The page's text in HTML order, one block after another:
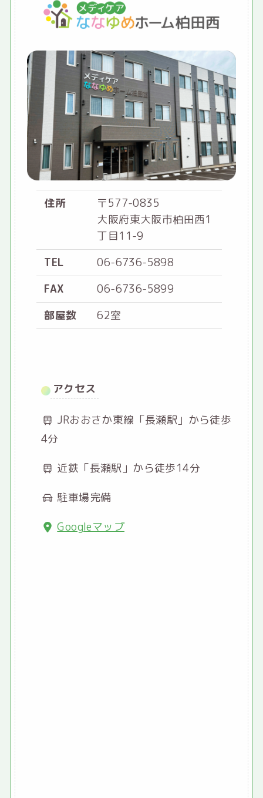
住所
〒577-0835
大阪府東大阪市柏田西1
丁目11-9
TEL
06-6736-5898
FAX
06-6736-5899
部屋数
62室
アクセス
JRおおさか東線「長瀬駅」から徒歩
4分
近鉄「長瀬駅」から徒歩14分
駐車場完備
Googleマップ